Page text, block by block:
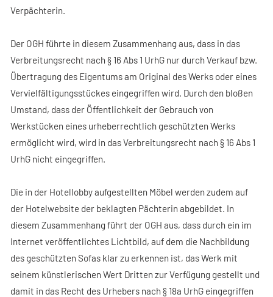
Verpächterin.
Der OGH führte in diesem Zusammenhang aus, dass in das
Verbreitungsrecht nach § 16 Abs 1 UrhG nur durch Verkauf bzw.
Übertragung des Eigentums am Original des Werks oder eines
Vervielfältigungsstückes eingegriffen wird. Durch den bloßen
Umstand, dass der Öffentlichkeit der Gebrauch von
Werkstücken eines urheberrechtlich geschützten Werks
ermöglicht wird, wird in das Verbreitungsrecht nach § 16 Abs 1
UrhG nicht eingegriffen.
Die in der Hotellobby aufgestellten Möbel werden zudem auf
der Hotelwebsite der beklagten Pächterin abgebildet. In
diesem Zusammenhang führt der OGH aus, dass durch ein im
Internet veröffentlichtes Lichtbild, auf dem die Nachbildung
des geschützten Sofas klar zu erkennen ist, das Werk mit
seinem künstlerischen Wert Dritten zur Verfügung gestellt und
damit in das Recht des Urhebers nach § 18a UrhG eingegriffen